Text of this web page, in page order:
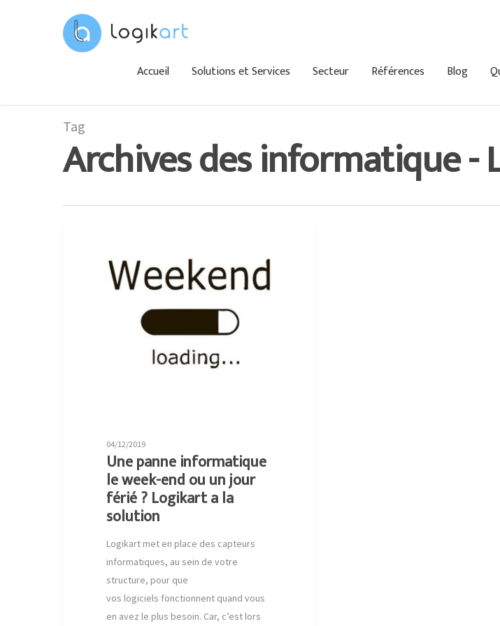
Accueil Solutions et Services Secteur Références Blog
Tag
Archives des informatique -
04/12/2019
Une panne informatique
le week-end ou un jour
férié ? Logikart a la
solution
Logikart met en place des capteurs
informatiques, au sein de votre
structure, pour que
vos logiciels fonctionnent quand vous
en avez le plus besoin. Car, c’est lors